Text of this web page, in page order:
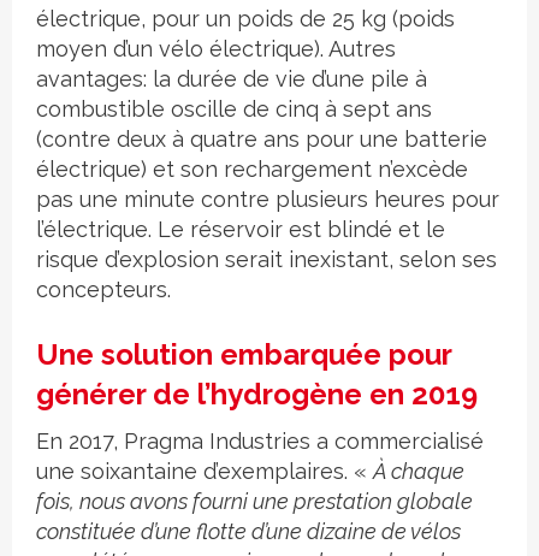
électrique, pour un poids de 25 kg (poids
moyen d’un vélo électrique). Autres
avantages: la durée de vie d’une pile à
combustible oscille de cinq à sept ans
(contre deux à quatre ans pour une batterie
électrique) et son rechargement n’excède
pas une minute contre plusieurs heures pour
l’électrique. Le réservoir est blindé et le
risque d’explosion serait inexistant, selon ses
concepteurs.
Une solution embarquée pour
générer de l’hydrogène en 2019
En 2017, Pragma Industries a commercialisé
une soixantaine d’exemplaires. « À chaque
fois, nous avons fourni une prestation globale
constituée d’une flotte d’une dizaine de vélos